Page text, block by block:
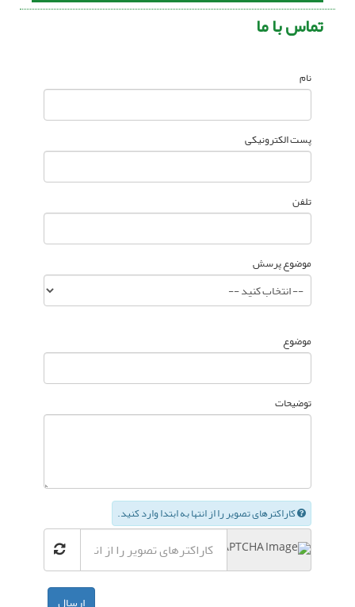
تماس با ما
نام
پست الکترونیکی
تلفن
موضوع پرسش
موضوع
توضیحات
کاراکترهای تصویر را از انتها به ابتدا وارد کنید.